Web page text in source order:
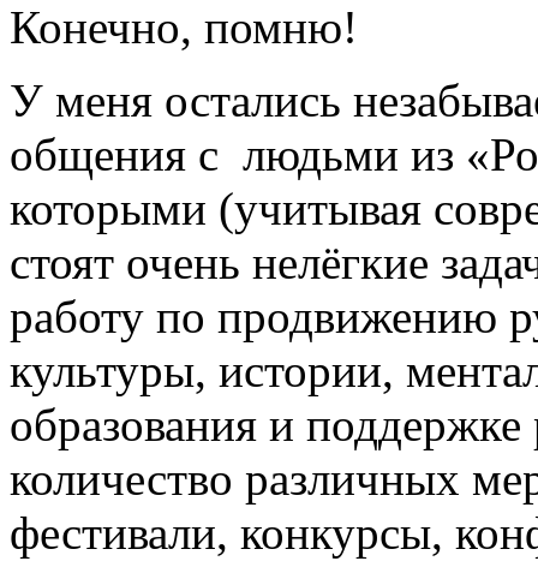
Конечно, помню!
У меня остались
общения с людьми из
которыми (учитывая
стоят очень нелёгкие
работу по продвижению
культуры, истории,
образования и
количество различных
фестивали, конкурсы,